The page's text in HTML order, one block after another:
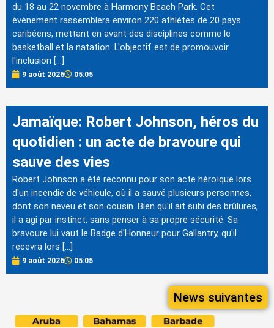
du 18 au 22 novembre à Harmony Beach Park. Cet
événement rassemblera environ 220 athlètes de 20 pays
caribéens, mettant en avant des disciplines comme le
basketball et la natation. L'objectif est de promouvoir
l'inclusion […]
9 août 2026 05:05
Jamaïque: Robert Johnson, héros du
quotidien : un acte de bravoure qui
sauve des vies
Robert Johnson a été reconnu pour son acte héroïque lors
d'un incendie de véhicule, où il a sauvé plusieurs personnes,
dont son neveu et son cousin. Bien qu'il ait subi des brûlures,
il a agi par instinct, sans penser à sa propre sécurité. Sa
bravoure lui vaut le Badge d'Honneur pour Gallantry, qu'il
recevra lors […]
9 août 2026 05:05
News suivantes